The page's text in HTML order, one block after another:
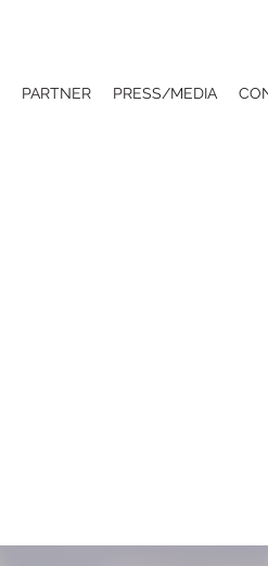
PARTNER PRESS/MEDIA